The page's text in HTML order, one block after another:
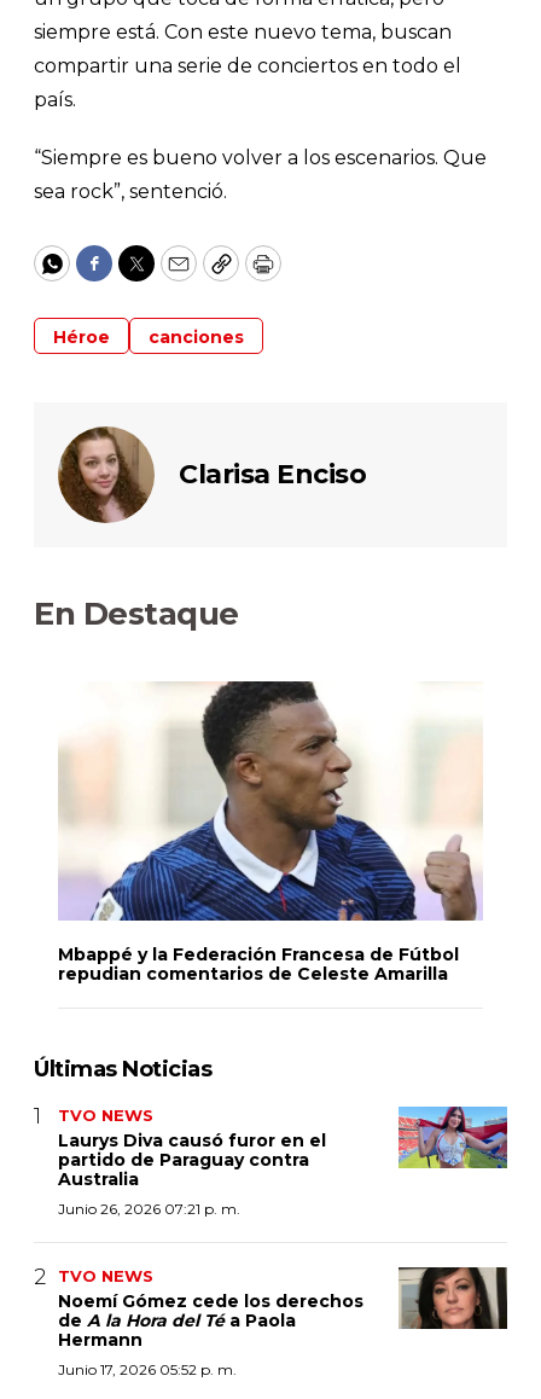
siempre está. Con este nuevo tema, buscan
compartir una serie de conciertos en todo el
país.
“Siempre es bueno volver a los escenarios. Que
sea rock”, sentenció.
WhatsApp
Facebook
Twitter
EmailCopyPrint
Héroe canciones
Clarisa Enciso
En Destaque
Mbappé y la Federación Francesa de Fútbol
repudian comentarios de Celeste Amarilla
Últimas Noticias
TVO NEWS
Laurys Diva causó furor en el
partido de Paraguay contra
Australia
Junio 26, 2026 07:21 p. m.
TVO NEWS
Noemí Gómez cede los derechos
de A la Hora del Té a Paola
Hermann
Junio 17, 2026 05:52 p. m.